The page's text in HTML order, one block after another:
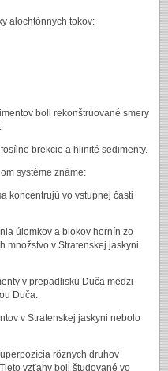
alochtónnych tokov:
boli rekonštruované smery
brekcie a hlinité sedimenty.
systéme známe:
koncentrujú vo vstupnej časti
úlomkov a blokov hornín zo
množstvo v Stratenskej jaskyni
v prepadlisku Duča medzi
Duča.
v Stratenskej jaskyni nebolo
rôznych druhov
vzťahy boli študované vo